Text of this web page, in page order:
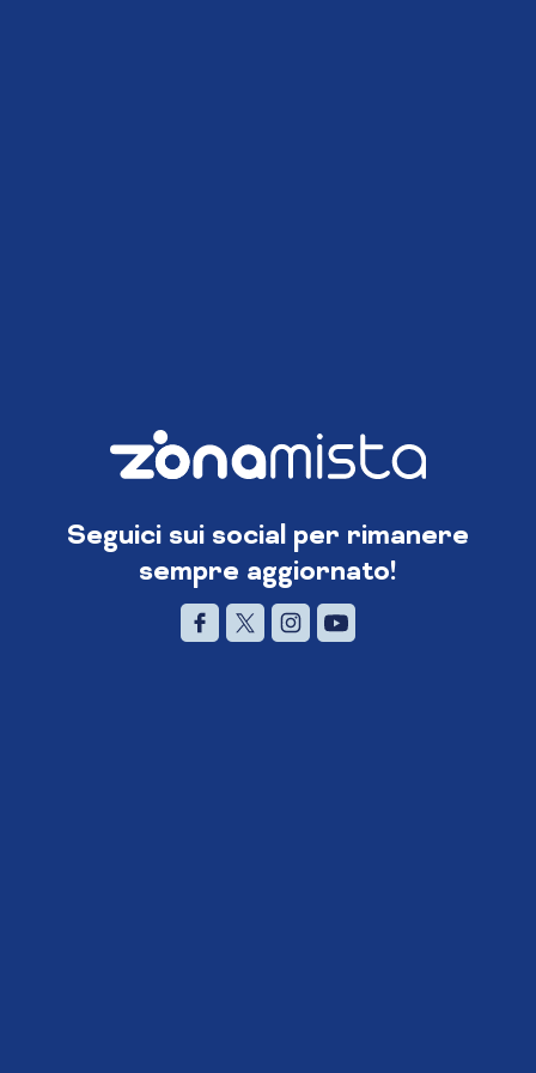
Seguici sui social per rimanere
sempre aggiornato!